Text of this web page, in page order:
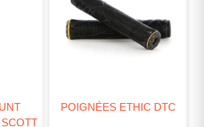
DTC
POIGNEES ODI FIXIE